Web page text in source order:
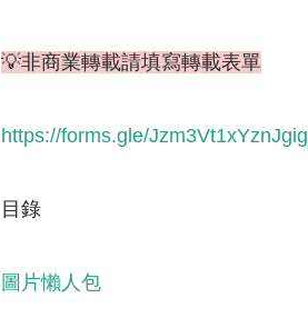
💡非商業轉載請填寫轉載表單
https://forms.gle/
目錄
圖片懶人包